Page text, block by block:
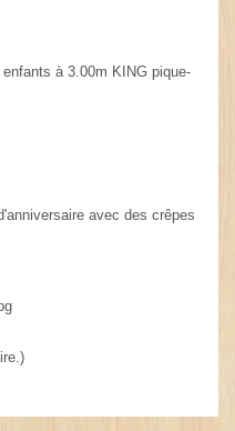
à 3.00m KING pique-
avec des crêpes